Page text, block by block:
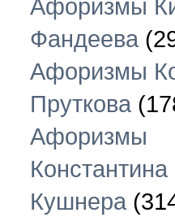
Афоризмы
Фандеева
Афоризмы
Пруткова
Афоризмы
Константина
Кушнера